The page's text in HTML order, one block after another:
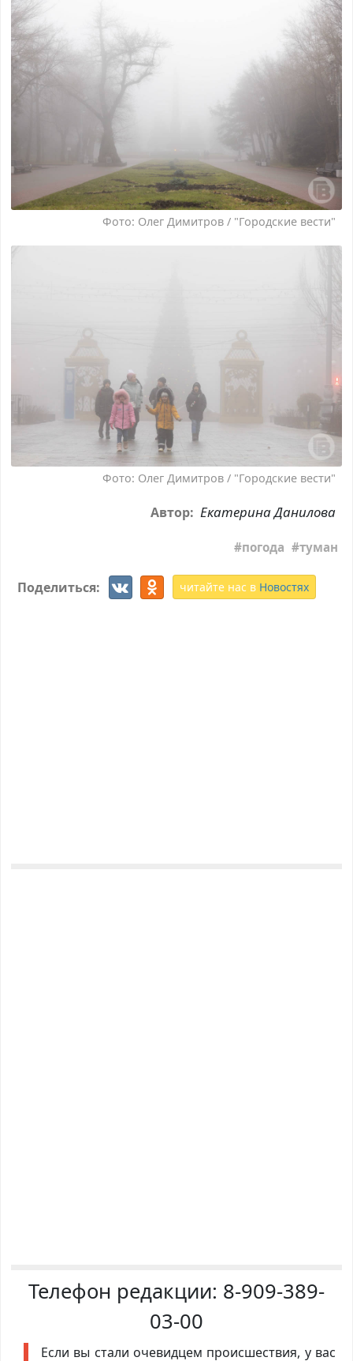
Фото: Олег Димитров / "Городские вести"
Фото: Олег Димитров / "Городские вести"
Автор: Екатерина Данилова
погода туман
Поделиться: читайте нас в Новостях
Телефон редакции: 8-909-389-
03-00
Если вы стали очевидцем происшествия, у вас